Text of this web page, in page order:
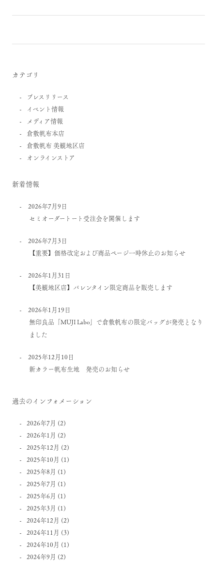
カテゴリ
プレスリリース
イベント情報
メディア情報
倉敷帆布本店
倉敷帆布 美観地区店
オンラインストア
新着情報
2026年7月9日
セミオーダートート受注会を開催します
2026年7月3日
【重要】価格改定および商品ページ一時休止のお知らせ
2026年1月31日
【美観地区店】バレンタイン限定商品を販売します
2026年1月19日
無印良品「MUJI Labo」で倉敷帆布の限定バッグが発売となり
ました
2025年12月10日
新カラー帆布生地 発売のお知らせ
過去のインフォメーション
2026年7月 (2)
2026年1月 (2)
2025年12月 (2)
2025年10月 (1)
2025年8月 (1)
2025年7月 (1)
2025年6月 (1)
2025年3月 (1)
2024年12月 (2)
2024年11月 (3)
2024年10月 (1)
2024年9月 (2)